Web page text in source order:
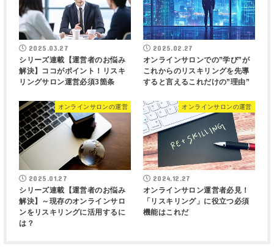
2025.03.27
シリーズ連載【運営者のお悩み
解決】ココがポイント！リスキ
リングサロン運営必須3箇条
2025.02.27
オンラインサロンでの”学び”が
これからのリスキリングを先導
すると言えるこれだけの”理由”
オンラインサロンの運営
2025.01.27
シリーズ連載【運営者のお悩み
解決】～現存のオンラインサロ
ンをリスキリングに活用するに
は？
オンラインサロンの運営
2024.12.27
オンラインサロン運営者必見！
「リスキリング」に役立つ必須
機能はこれだ